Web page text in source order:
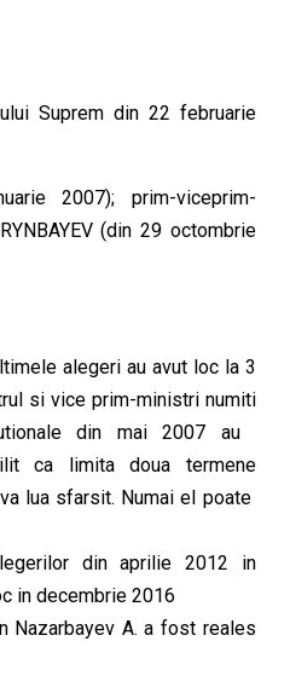
Suprem din 22 februarie
2007); prim-viceprim-
(din 29 octombrie
alegeri au avut loc la 3
si vice prim-ministri numiti
din mai 2007 au
ca limita doua termene
lua sfarsit. Numai el poate
din aprilie 2012 in
in decembrie 2016
Nazarbayev A. a fost reales